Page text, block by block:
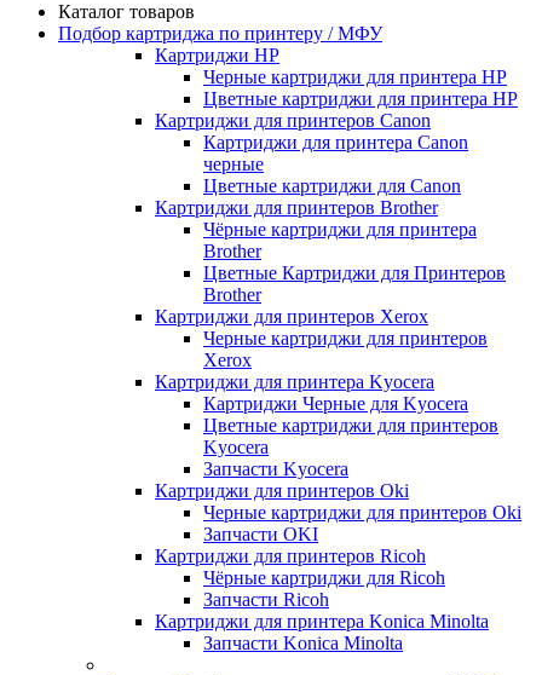
Каталог товаров
Подбор картриджа по принтеру / МФУ
Картриджи HP
Черные картриджи для принтера HP
Цветные картриджи для принтера HP
Картриджи для принтеров Сanon
Картриджи для принтера Сanon
черные
Цветные картриджи для Сanon
Картриджи для принтеров Brother
Чёрные картриджи для принтера
Brother
Цветные Картриджи для Принтеров
Brother
Картриджи для принтеров Xerox
Черные картриджи для принтеров
Xerox
Картриджи для принтера Kyocera
Картриджи Черные для Kyocera
Цветные картриджи для принтеров
Kyocera
Запчасти Kyocera
Картриджи для принтеров Oki
Черные картриджи для принтеров Oki
Запчасти OKI
Картриджи для принтеров Ricoh
Чёрные картриджи для Ricoh
Запчасти Ricoh
Картриджи для принтера Konica Minolta
Запчасти Koniсa Minolta